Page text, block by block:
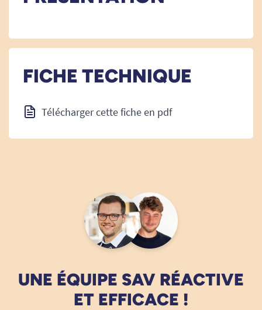
FICHE TECHNIQUE
Télécharger cette fiche en pdf
UNE ÉQUIPE SAV RÉACTIVE
ET EFFICACE !